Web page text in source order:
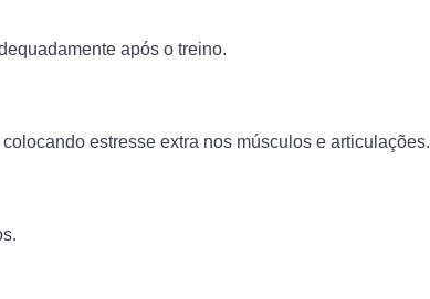
após o treino.
estresse extra nos músculos e articulações.